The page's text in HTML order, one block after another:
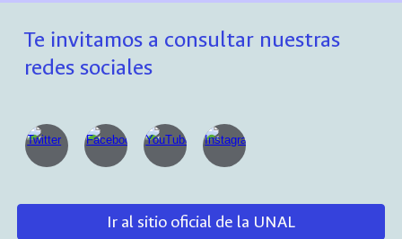
Te invitamos a consultar nuestras
redes sociales
Ir al sitio oficial de la UNAL